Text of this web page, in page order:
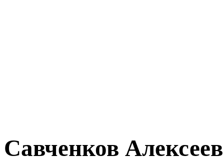
Савченков